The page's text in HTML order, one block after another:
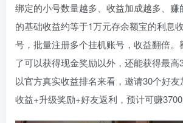
绑定的小号数量越多、收益加成越多、
的基础收益约等于1万元存余额宝的利息
号，批量注册多个挂机账号，收益翻倍。
了可以获得现金奖励以外，还能获得最高
以官方真实收益排名来看，邀请30个好
收益+升级奖励+好友返利，预计可赚3700